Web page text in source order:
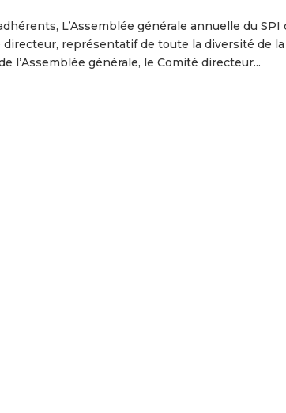
L’Assemblée générale annuelle du
directeur, représentatif de toute la diversité de
l’Assemblée générale, le Comité directeur...